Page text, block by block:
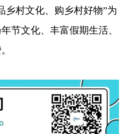
乡村文化、购乡村好物”为
节文化、丰富假期生活、